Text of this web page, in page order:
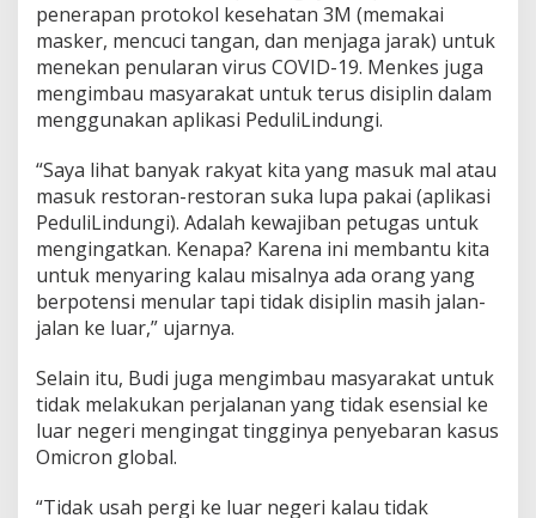
i
n
t
a
h
H
d
a
p
i
V
a
r
O
m
i
penerapan protokol kesehatan 3M (memakai
masker, mencuci tangan, dan menjaga jarak) untuk
menekan penularan virus COVID-19. Menkes juga
mengimbau masyarakat untuk terus disiplin dalam
menggunakan aplikasi PeduliLindungi.
“Saya lihat banyak rakyat kita yang masuk mal atau
masuk restoran-restoran suka lupa pakai (aplikasi
PeduliLindungi). Adalah kewajiban petugas untuk
mengingatkan. Kenapa? Karena ini membantu kita
untuk menyaring kalau misalnya ada orang yang
berpotensi menular tapi tidak disiplin masih jalan-
jalan ke luar,” ujarnya.
Selain itu, Budi juga mengimbau masyarakat untuk
tidak melakukan perjalanan yang tidak esensial ke
luar negeri mengingat tingginya penyebaran kasus
Omicron global.
“Tidak usah pergi ke luar negeri kalau tidak